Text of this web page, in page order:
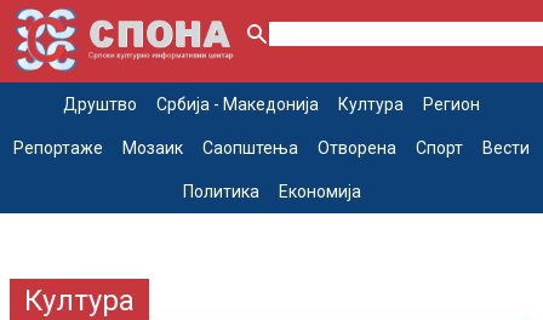
Друштво Србија - Македонија Култура Регион
Репортаже Мозаик Саопштења Отворена Спорт Вести
Политика Економија
Култура